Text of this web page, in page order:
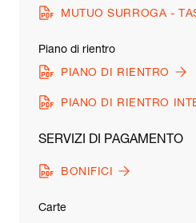
MUTUO SURROGA -
Piano di rientro
PIANO DI RIENTRO
PIANO DI RIENTRO
SERVIZI DI PAGAMENTO
BONIFICI
Carte